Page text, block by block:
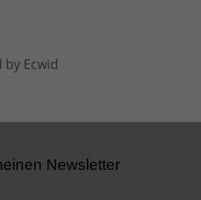
Ecwid
Newsletter